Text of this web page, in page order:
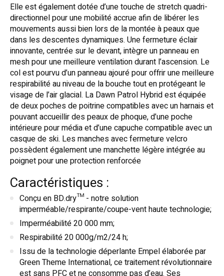
Elle est également dotée d’une touche de stretch quadri-
directionnel pour une mobilité accrue afin de libérer les
mouvements aussi bien lors de la montée à peaux que
dans les descentes dynamiques. Une fermeture éclair
innovante, centrée sur le devant, intègre un panneau en
mesh pour une meilleure ventilation durant l’ascension. Le
col est pourvu d’un panneau ajouré pour offrir une meilleure
respirabilité au niveau de la bouche tout en protégeant le
visage de l’air glacial. La Dawn Patrol Hybrid est équipée
de deux poches de poitrine compatibles avec un harnais et
pouvant accueillir des peaux de phoque, d’une poche
intérieure pour média et d’une capuche compatible avec un
casque de ski. Les manches avec fermeture velcro
possèdent également une manchette légère intégrée au
poignet pour une protection renforcée
Caractéristiques :
Conçu en BD.dry™ - notre solution
imperméable/respirante/coupe-vent haute technologie;
Imperméabilité 20 000 mm;
Respirabilité 20 000g/m2/24 h;
Issu de la technologie déperlante Empel élaborée par
Green Theme International, ce traitement révolutionnaire
est sans PFC et ne consomme pas d’eau. Ses